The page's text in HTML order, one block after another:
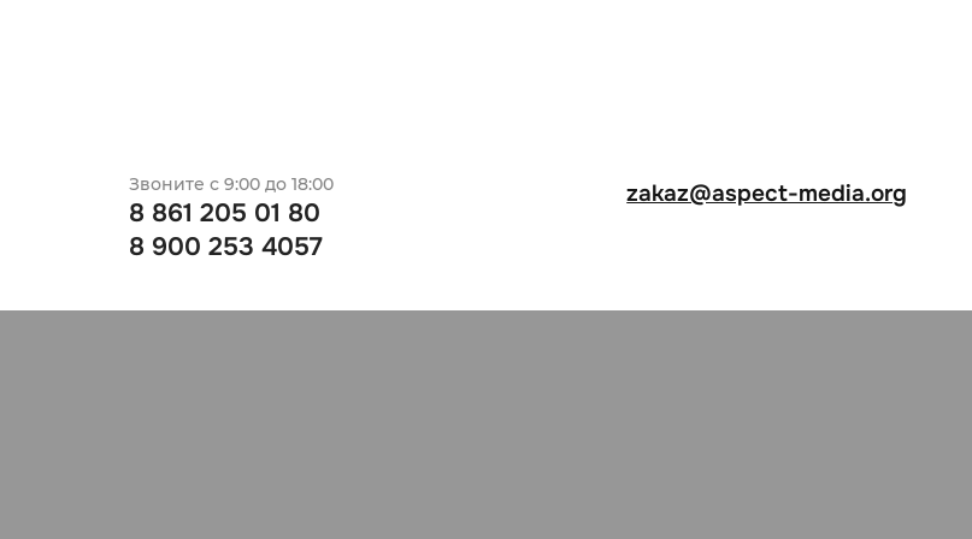
Звоните с 9:00 до 18:00
8 861 205 01 80
8 900 253 4057
zakaz@aspect-media.org